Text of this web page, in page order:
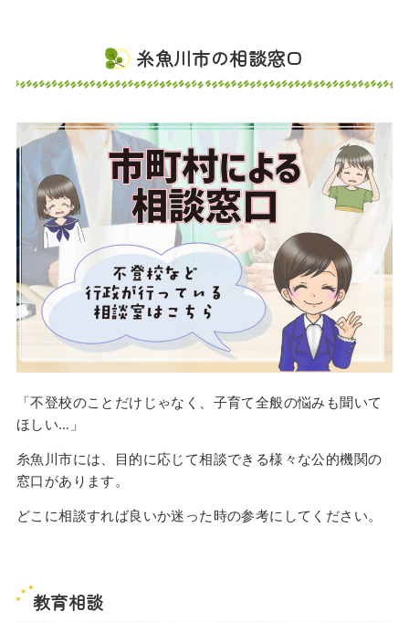
糸魚川市の相談窓口
「不登校のことだけじゃなく、子育て全般の悩みも聞いて
ほしい…」
糸魚川市には、目的に応じて相談できる様々な公的機関の
窓口があります。
どこに相談すれば良いか迷った時の参考にしてください。
教育相談